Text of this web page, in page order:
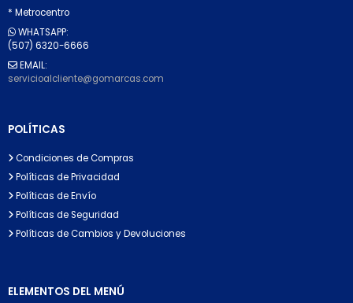
* Metrocentro
WHATSAPP:
(507) 6320-6666
EMAIL:
servicioalcliente@gomarcas.com
POLÍTICAS
Condiciones de Compras
Políticas de Privacidad
Políticas de Envío
Políticas de Seguridad
Políticas de Cambios y Devoluciones
ELEMENTOS DEL MENÚ